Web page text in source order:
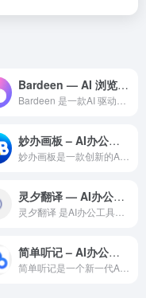
Bardeen — AI 浏览器自动化与工作流编排工具
妙办画板 – AI办公工具
灵夕翻译 — AI办公工具领域的专业 AI 工具
简单听记 – AI办公工具